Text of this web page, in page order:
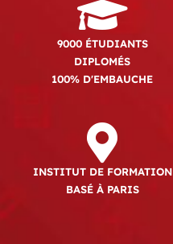
9000 ÉTUDIANTS
DIPLOMÉS
100% D'EMBAUCHE
INSTITUT DE FORMATION
BASÉ À PARIS